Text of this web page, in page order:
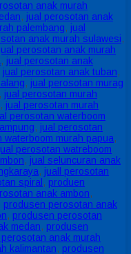
anak murah
, jual perosotan anak
palembang, jual
anak murah sulawesi,
jual perosotan anak murah
, jual perosotan anak
jual perosotan anak tuban,
, jual perosotan murag
, jual perosotan murah
, jual perosotan murah
perosotan waterboom
, jual perosotan
waterboom murah papua,
perosotan watreboom
, jual seluncuran anak
, juall perosotan
spiral , produen
anak ambon,
produsen perosotan anak
, produsen perosotan
medan, produsen
anak murah
kalimantan, produsen